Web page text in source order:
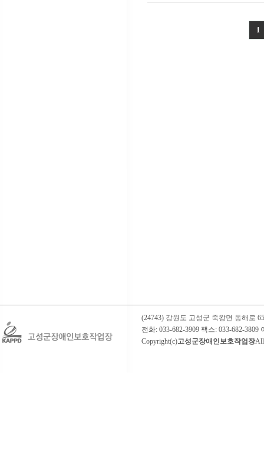
1
(24743) 강원도 고성군 죽왕면 동해로
전화: 033-682-3909 팩스: 033-682-3809
Copyright(c)고성군장애인보호작업장All